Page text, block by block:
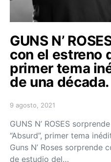
GUNS N’
con el estreno
primer tema
de una década.
Posted on
9 agosto, 2021
GUNS N’ ROSES
“Absurd”, primer tema
Guns N’ Roses sorprende
de estudio del…